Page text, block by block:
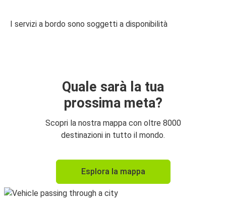
I servizi a bordo sono soggetti a disponibilità
Quale sarà la tua
prossima meta?
Scopri la nostra mappa con oltre 8000
destinazioni in tutto il mondo.
Esplora la mappa